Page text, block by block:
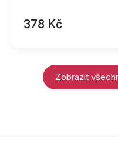
378 Kč
Zobrazit